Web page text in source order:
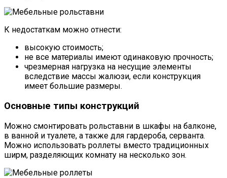
К недостаткам можно отнести:
высокую стоимость;
не все материалы имеют одинаковую прочность;
чрезмерная нагрузка на несущие элементы
вследствие массы жалюзи, если конструкция
имеет большие размеры.
Основные типы конструкций
Можно смонтировать рольставни в шкафы на балконе,
в ванной и туалете, а также для гардероба, серванта.
Можно использовать роллеты вместо традиционных
ширм, разделяющих комнату на несколько зон.